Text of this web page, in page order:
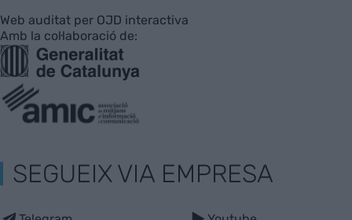
Web auditat per OJD interactiva
Amb la col·laboració de:
SEGUEIX VIA EMPRESA